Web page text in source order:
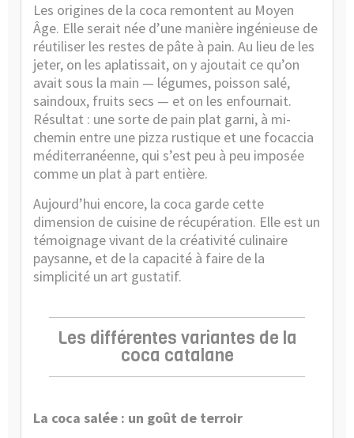
Les origines de la coca remontent au Moyen
Âge. Elle serait née d’une manière ingénieuse de
réutiliser les restes de pâte à pain. Au lieu de les
jeter, on les aplatissait, on y ajoutait ce qu’on
avait sous la main — légumes, poisson salé,
saindoux, fruits secs — et on les enfournait.
Résultat : une sorte de pain plat garni, à mi-
chemin entre une pizza rustique et une focaccia
méditerranéenne, qui s’est peu à peu imposée
comme un plat à part entière.
Aujourd’hui encore, la coca garde cette
dimension de cuisine de récupération. Elle est un
témoignage vivant de la créativité culinaire
paysanne, et de la capacité à faire de la
simplicité un art gustatif.
Les différentes variantes de la
coca catalane
La coca salée : un goût de terroir